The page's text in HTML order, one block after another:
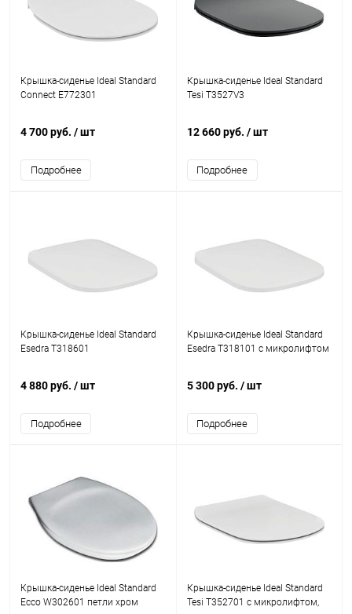
Крышка-сиденье Ideal Standard
Connect E772301
4 700 руб. / шт
Подробнее
Крышка-сиденье Ideal Standard
Tesi T3527V3
12 660 руб. / шт
Подробнее
Крышка-сиденье Ideal Standard
Esedra T318601
4 880 руб. / шт
Подробнее
Крышка-сиденье Ideal Standard
Esedra T318101 с микролифтом
5 300 руб. / шт
Подробнее
Крышка-сиденье Ideal Standard
Ecco W302601 петли хром
Крышка-сиденье Ideal Standard
Tesi T352701 с микролифтом,